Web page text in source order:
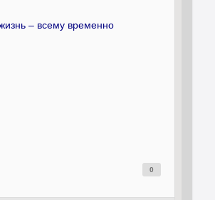
– всему временно
0